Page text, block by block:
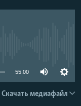
55:00
Скачать медиафайл